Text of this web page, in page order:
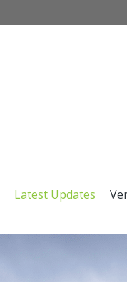
Latest Updates